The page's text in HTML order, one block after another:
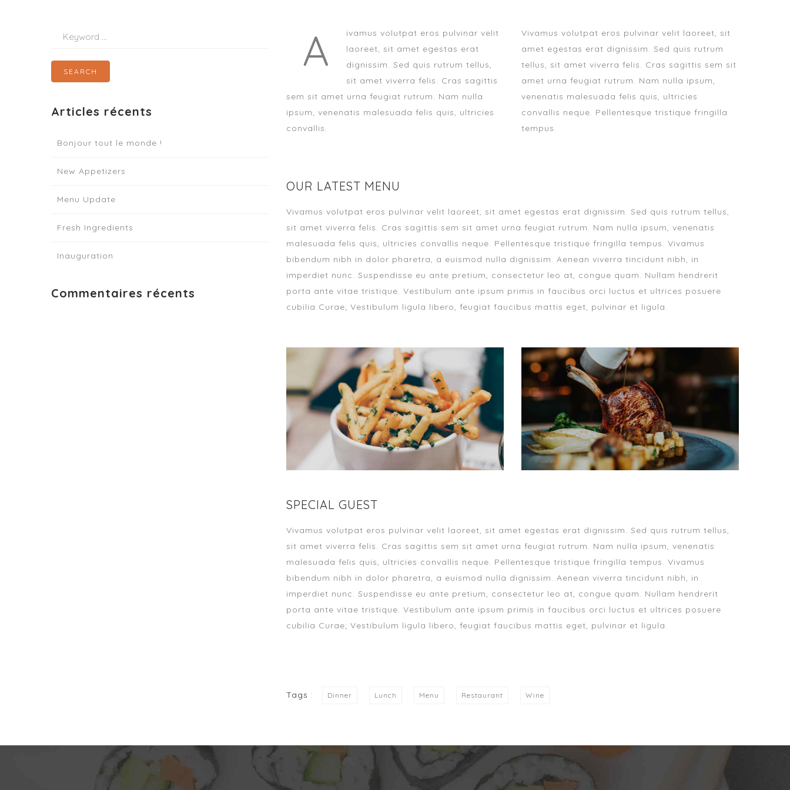
Search
:
Articles récents
Bonjour tout le monde !
New Appetizers
Menu Update
Fresh Ingredients
Inauguration
Commentaires récents
A
ivamus volutpat eros pulvinar velit
laoreet, sit amet egestas erat
dignissim. Sed quis rutrum tellus,
sit amet viverra felis. Cras sagittis
sem sit amet urna feugiat rutrum. Nam nulla
ipsum, venenatis malesuada felis quis, ultricies
convallis.
Vivamus volutpat eros pulvinar velit laoreet, sit
amet egestas erat dignissim. Sed quis rutrum
tellus, sit amet viverra felis. Cras sagittis sem sit
amet urna feugiat rutrum. Nam nulla ipsum,
venenatis malesuada felis quis, ultricies
convallis neque. Pellentesque tristique fringilla
tempus.
OUR LATEST MENU
Vivamus volutpat eros pulvinar velit laoreet, sit amet egestas erat dignissim. Sed quis rutrum tellus,
sit amet viverra felis. Cras sagittis sem sit amet urna feugiat rutrum. Nam nulla ipsum, venenatis
malesuada felis quis, ultricies convallis neque. Pellentesque tristique fringilla tempus. Vivamus
bibendum nibh in dolor pharetra, a euismod nulla dignissim. Aenean viverra tincidunt nibh, in
imperdiet nunc. Suspendisse eu ante pretium, consectetur leo at, congue quam. Nullam hendrerit
porta ante vitae tristique. Vestibulum ante ipsum primis in faucibus orci luctus et ultrices posuere
cubilia Curae; Vestibulum ligula libero, feugiat faucibus mattis eget, pulvinar et ligula.
SPECIAL GUEST
Vivamus volutpat eros pulvinar velit laoreet, sit amet egestas erat dignissim. Sed quis rutrum tellus,
sit amet viverra felis. Cras sagittis sem sit amet urna feugiat rutrum. Nam nulla ipsum, venenatis
malesuada felis quis, ultricies convallis neque. Pellentesque tristique fringilla tempus. Vivamus
bibendum nibh in dolor pharetra, a euismod nulla dignissim. Aenean viverra tincidunt nibh, in
imperdiet nunc. Suspendisse eu ante pretium, consectetur leo at, congue quam. Nullam hendrerit
porta ante vitae tristique. Vestibulum ante ipsum primis in faucibus orci luctus et ultrices posuere
cubilia Curae; Vestibulum ligula libero, feugiat faucibus mattis eget, pulvinar et ligula.
Tags : Dinner Lunch Menu Restaurant Wine